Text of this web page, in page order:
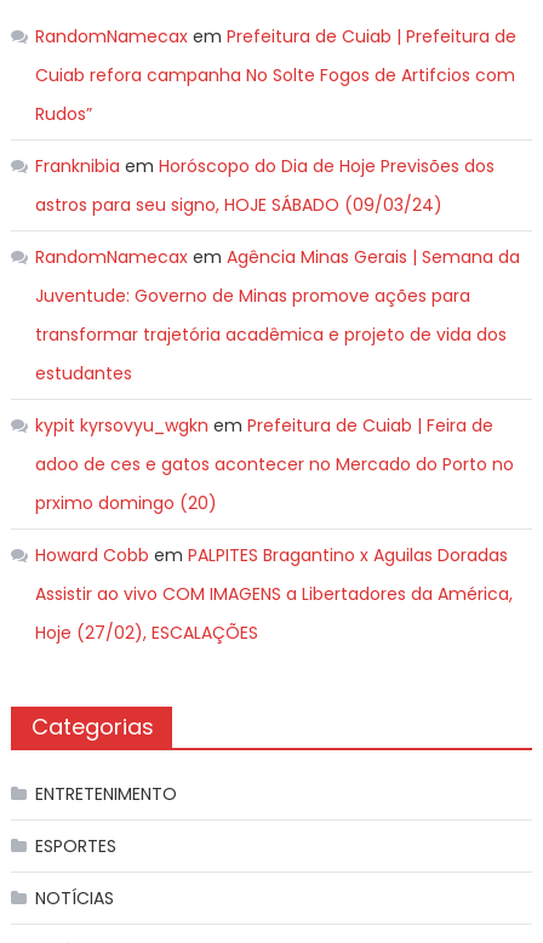
RandomNamecaxem Prefeitura de Cuiab | Prefeitura de
Cuiab refora campanha No Solte Fogos de Artifcios com
Rudos”
Franknibia em Horóscopo do Dia de Hoje Previsões dos
astros para seu signo, HOJE SÁBADO (09/03/24)
RandomNamecaxem Agência Minas Gerais | Semana da
Juventude: Governo de Minas promove ações para
transformar trajetória acadêmica e projeto de vida dos
estudantes
kypit kyrsovyu_wgkn em Prefeitura de Cuiab | Feira de
adoo de ces e gatos acontecer no Mercado do Porto no
prximo domingo (20)
Howard Cobb em PALPITES Bragantino x Aguilas Doradas
Assistir ao vivo COM IMAGENS a Libertadores da América,
Hoje (27/02), ESCALAÇÕES
Categorias
ENTRETENIMENTO
ESPORTES
NOTÍCIAS